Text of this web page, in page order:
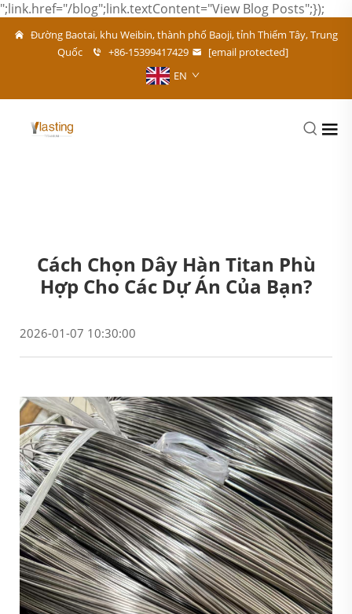
";link.href="/blog";link.textContent="View Blog Posts";});
Đường Baotai, khu Weibin, thành phố Baoji, tỉnh Thiểm Tây, Trung
Quốc
+86-15399417429
[email protected]
EN
Cách Chọn Dây Hàn Titan Phù
Hợp Cho Các Dự Án Của Bạn?
2026-01-07 10:30:00